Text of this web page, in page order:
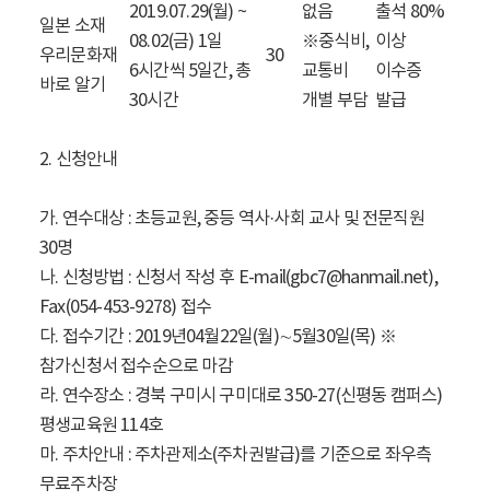
일본 소재
우리문화재
바로 알기
2019.07.29(월) ~
08.02(금) 1일
6시간씩 5일간, 총
30시간
30
없음
※중식비,
교통비
개별 부담
출석 80%
이상
이수증
발급
2. 신청안내
가. 연수대상 : 초등교원, 중등 역사·사회 교사 및 전문직원
30명
나. 신청방법 : 신청서 작성 후 E-mail(gbc7@hanmail.net),
Fax(054-453-9278) 접수
다. 접수기간 : 2019년04월22일(월)∼5월30일(목) ※
참가신청서 접수순으로 마감
라. 연수장소 : 경북 구미시 구미대로 350-27(신평동 캠퍼스)
평생교육원 114호
마. 주차안내 : 주차관제소(주차권발급)를 기준으로 좌우측
무료주차장